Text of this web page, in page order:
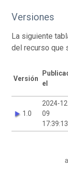
Versiones
La siguiente
del recurso que
Versión
el
1.0
2024-
09
17:39:13